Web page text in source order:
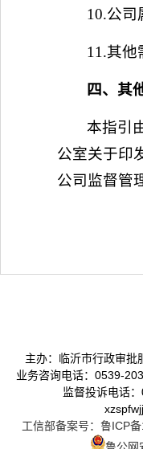
10.公司
11.其他
四、其
本指引
公室关于印
公司监督管
主办：临沂市行政审批
业务咨询电话：0539-
监督投诉电话
工信部备案号：鲁ICP